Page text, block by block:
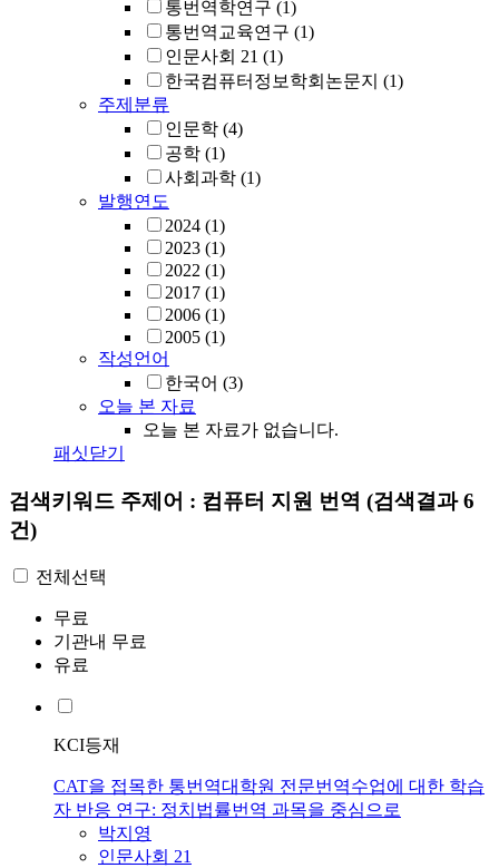
통번역학연구 (1)
통번역교육연구 (1)
인문사회 21 (1)
한국컴퓨터정보학회논문지 (1)
주제분류
인문학 (4)
공학 (1)
사회과학 (1)
발행연도
2024 (1)
2023 (1)
2022 (1)
2017 (1)
2006 (1)
2005 (1)
작성언어
한국어 (3)
오늘 본 자료
오늘 본 자료가 없습니다.
패싯닫기
검색키워드 주제어 : 컴퓨터 지원 번역 (검색결과 6
건)
전체선택
무료
기관내 무료
유료
KCI등재
CAT을 접목한 통번역대학원 전문번역수업에 대한 학습
자 반응 연구: 정치법률번역 과목을 중심으로
박지영
인문사회 21